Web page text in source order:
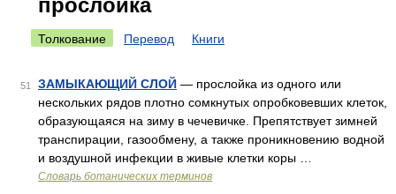
прослойка
Толкование Перевод Книги
51 ЗАМЫКАЮЩИЙ СЛОЙ — прослойка из одного или
нескольких рядов плотно сомкнутых опробковевших клеток,
образующаяся на зиму в чечевичке. Препятствует зимней
транспирации, газообмену, а также проникновению водной
и воздушной инфекции в живые клетки коры …
Словарь ботанических терминов